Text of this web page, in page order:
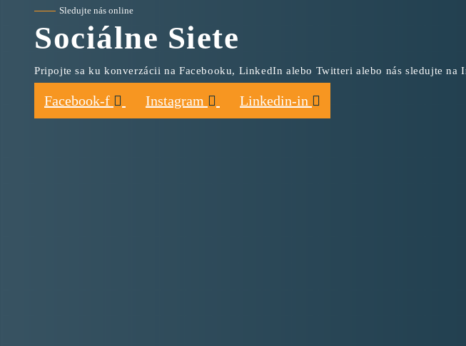
Sledujte nás online
Sociálne Siete
Pripojte sa ku konverzácii na Facebooku, LinkedIn alebo Twitteri alebo nás sledujte na
Facebook-f Instagram Linkedin-in